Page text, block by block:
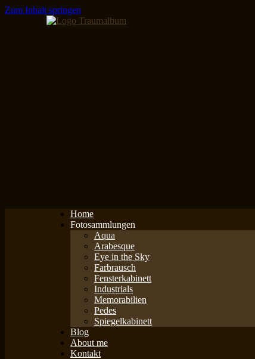
Zum Inhalt springen
Home
Fotosammlungen
Aqua
Arabesque
Eye in the Sky
Farbrausch
Fensterkabinett
Industrials
Memorabilien
Pedes
Spiegelkabinett
Blog
About me
Kontakt